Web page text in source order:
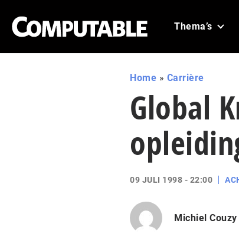
Thema’s
Home » Carrière
Global
09 JULI 1998 - 22:00
Michiel Couzy